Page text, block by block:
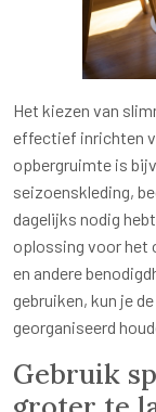
Het kiezen van
effectief inrichten
opbergruimte is
seizoenskleding,
dagelijks nodig
oplossing voor het
en andere
gebruiken, kun je
georganiseerd
Gebruik